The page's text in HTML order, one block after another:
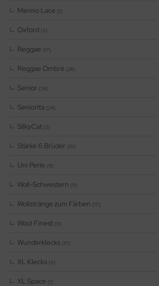
Merino Lace (1)
Oxford (3)
Reggae (17)
Reggae Ombré (28)
Senior (24)
Seniorita (24)
SilkyCat (2)
Stärke 6 Brüder (10)
Uni Perle (9)
Woll-Schwestern (11)
Wollstränge zum Färben (17)
Wool Finest (11)
Wunderklecks (17)
XL Klecks (5)
XL Space (1)